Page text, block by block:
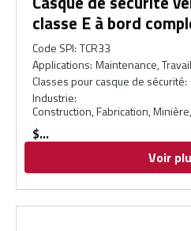
classe E à bord
Code SPI: TCR33
Applications: Maintenance,
Classes pour casque de sécurité:
Industrie:
Construction, Fabrication,
$
Voir